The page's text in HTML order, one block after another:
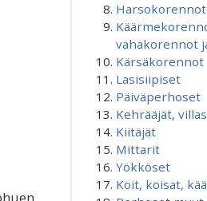
Harsokorennot
vahakorennot
Kärsäkorennot
Lasisiipiset
Päiväperhoset
Kehrääjät,
Kiitäjät
Mittarit
Yökköset
Koit, koisat,